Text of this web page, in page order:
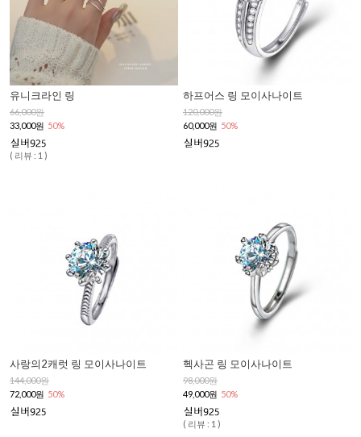
유니크라인 링
66,000원
33,000원 50%
( 리뷰 : 1 )
하프어스 링 모이사나이트
120,000원
60,000원 50%
사랑의2캐럿 링 모이사나이트
144,000원
72,000원 50%
헥사곤 링 모이사나이트
98,000원
49,000원 50%
( 리뷰 : 1 )